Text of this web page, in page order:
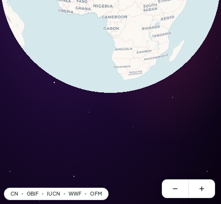
CN GBIF IUCN WWF OFM